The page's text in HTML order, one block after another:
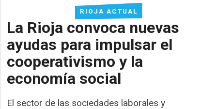
RIOJA ACTUAL
La Rioja convoca nuevas
ayudas para impulsar el
cooperativismo y la
economía social
El sector de las sociedades laborales y